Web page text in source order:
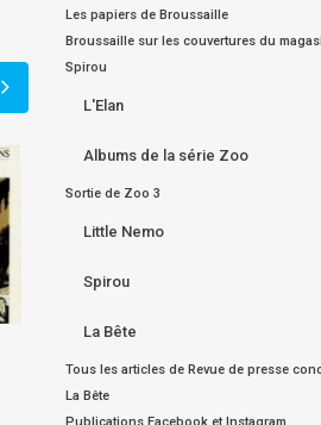
Les papiers de Broussaille
Broussaille sur les couvertures du
Spirou
L'Elan
Albums de la série Zoo
Sortie de Zoo 3
Little Nemo
Spirou
La Bête
Tous les articles de Revue de presse
La Bête